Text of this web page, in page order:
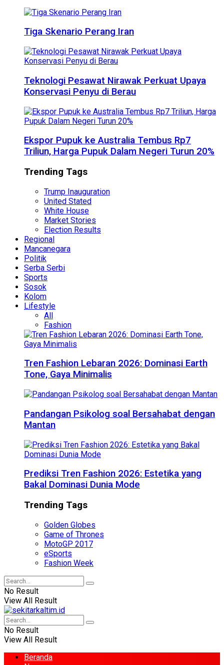
Tiga Skenario Perang Iran
Teknologi Pesawat Nirawak Perkuat Upaya
Konservasi Penyu di Berau
Ekspor Pupuk ke Australia Tembus Rp7
Triliun, Harga Pupuk Dalam Negeri Turun 20%
Trending Tags
Trump Inauguration
United Stated
White House
Market Stories
Election Results
Regional
Mancanegara
Politik
Serba Serbi
Sports
Sosok
Kolom
Lifestyle
All
Fashion
Tren Fashion Lebaran 2026: Dominasi Earth
Tone, Gaya Minimalis
Pandangan Psikolog soal Bersahabat dengan
Mantan
Prediksi Tren Fashion 2026: Estetika yang
Bakal Dominasi Dunia Mode
Trending Tags
Golden Globes
Game of Thrones
MotoGP 2017
eSports
Fashion Week
No Result
View All Result
No Result
View All Result
Beranda